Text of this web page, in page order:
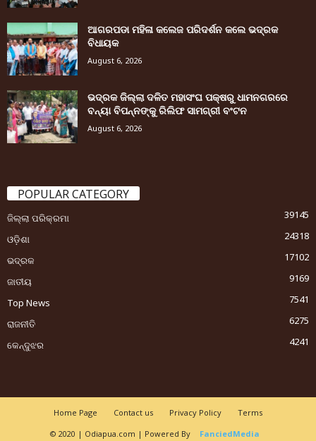
ଆଗରପଡା ମହିଳା କଲେଜ ପରିଦର୍ଶନ କଲେ ଭଦ୍ରକ
ବିଧାୟକ
August 6, 2026
ଭଦ୍ରକ ଜିଲ୍ଲା ଦଳିତ ମହାସଂଘ ପକ୍ଷରୁ ଧାମନଗରରେ
ବନ୍ୟା ବିପନ୍ନଙ୍କୁ ରିଲିଫ ସାମଗ୍ରୀ ବଂଟନ
August 6, 2026
POPULAR CATEGORY
ଜିଲ୍ଲା ପରିକ୍ରମା
39145
ଓଡ଼ିଶା
24318
ଭଦ୍ରକ
17102
ଜାତୀୟ
9169
Top News
7541
ରାଜନୀତି
6275
କେନ୍ଦୁଝର
4241
Home Page Contact us Privacy Policy
Terms
© 2020 | Odiapua.com | Powered By
FanciedMedia